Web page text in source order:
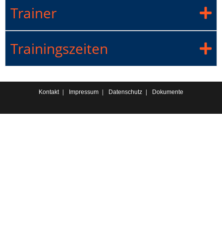
Trainer
Trainingszeiten
Kontakt Impressum Datenschutz Dokumente